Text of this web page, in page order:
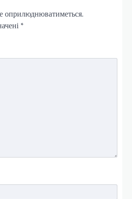
оприлюднюватиметься.
*